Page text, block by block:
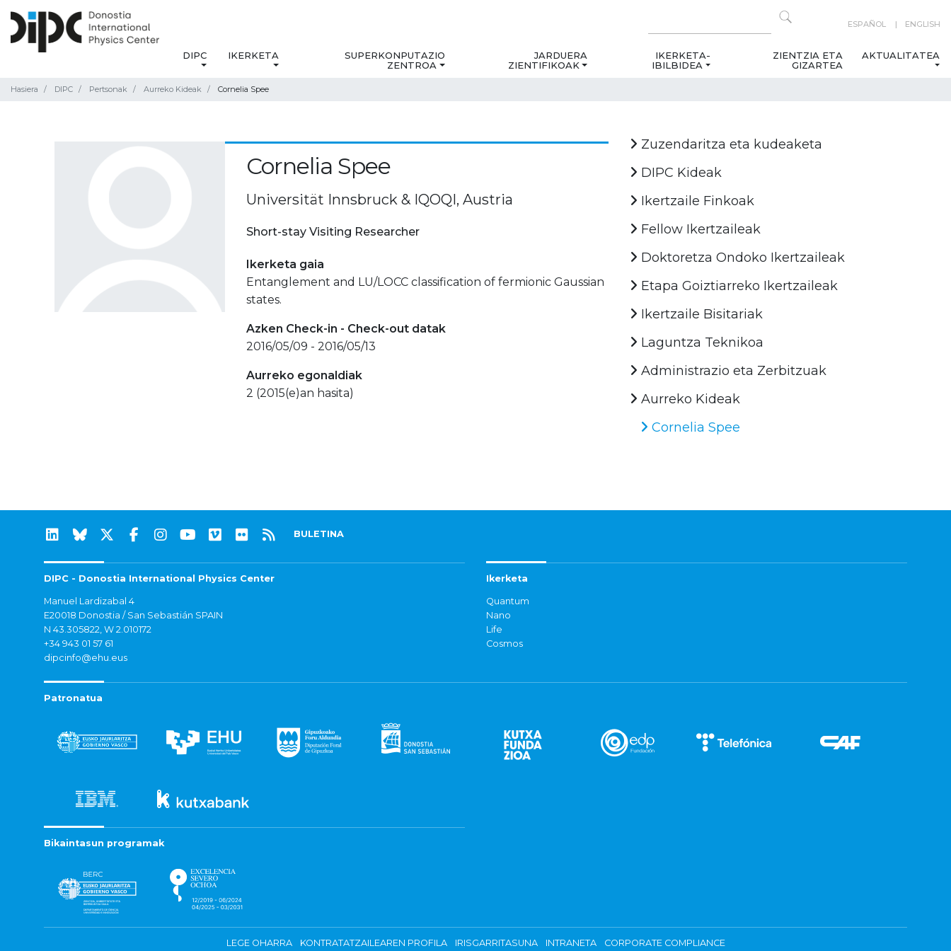
ESPAÑOL ENGLISH
DIPC IKERKETA
SUPERKONPUTAZIO
ZENTROA
JARDUERA
ZIENTIFIKOAK
IKERKETA-
IBILBIDEA
ZIENTZIA ETA
GIZARTEA
AKTUALITATEA
Hasiera DIPC Pertsonak Aurreko Kideak Cornelia Spee
Cornelia Spee
Universität Innsbruck & IQOQI, Austria
Short-stay Visiting Researcher
Ikerketa gaia
Entanglement and LU/LOCC classification of fermionic Gaussian
states.
Azken Check-in - Check-out datak
2016/05/09 - 2016/05/13
Aurreko egonaldiak
2 (2015(e)an hasita)
Zuzendaritza eta kudeaketa
DIPC Kideak
Ikertzaile Finkoak
Fellow Ikertzaileak
Doktoretza Ondoko Ikertzaileak
Etapa Goiztiarreko Ikertzaileak
Ikertzaile Bisitariak
Laguntza Teknikoa
Administrazio eta Zerbitzuak
Aurreko Kideak
Cornelia Spee
BULETINA
DIPC - Donostia International Physics Center
Manuel Lardizabal 4
E20018 Donostia / San Sebastián SPAIN
N 43.305822, W 2.010172
+34 943 01 57 61
dipcinfo@ehu.eus
Ikerketa
Quantum
Nano
Life
Cosmos
Patronatua
Bikaintasun programak
LEGE OHARRA KONTRATATZAILEAREN PROFILA IRISGARRITASUNA INTRANETA CORPORATE COMPLIANCE